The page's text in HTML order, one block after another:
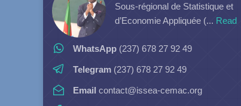
Sous-régional de Statistique et
d’Economie Appliquée (... Read
WhatsApp (237) 678 27 92 49
Telegram (237) 678 27 92 49
Email contact@issea-cemac.org